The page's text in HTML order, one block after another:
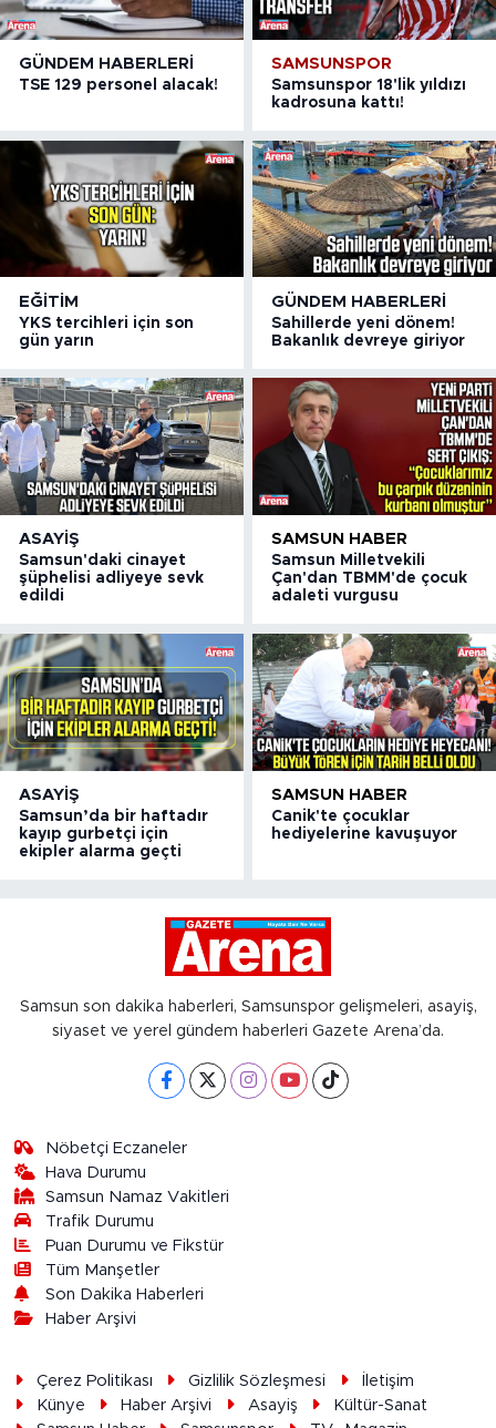
GÜNDEM HABERLERI
TSE 129 personel alacak!
SAMSUNSPOR
Samsunspor 18'lik yıldızı
kadrosuna kattı!
EĞITIM
YKS tercihleri için son
gün yarın
GÜNDEM HABERLERI
Sahillerde yeni dönem!
Bakanlık devreye giriyor
ASAYIŞ
Samsun'daki cinayet
şüphelisi adliyeye sevk
edildi
SAMSUN HABER
Samsun Milletvekili
Çan'dan TBMM'de çocuk
adaleti vurgusu
ASAYIŞ
Samsun’da bir haftadır
kayıp gurbetçi için
ekipler alarma geçti
SAMSUN HABER
Canik'te çocuklar
hediyelerine kavuşuyor
Samsun son dakika haberleri, Samsunspor gelişmeleri, asayiş,
siyaset ve yerel gündem haberleri Gazete Arena’da.
Nöbetçi Eczaneler
Hava Durumu
Samsun Namaz Vakitleri
Trafik Durumu
Puan Durumu ve Fikstür
Tüm Manşetler
Son Dakika Haberleri
Haber Arşivi
Çerez Politikası Gizlilik Sözleşmesi
İletişim
Künye
Haber Arşivi Asayiş
Kültür-Sanat